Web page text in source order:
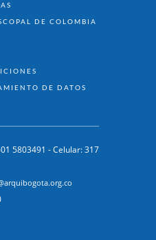
DE COLOMBIA
DE DATOS
5803491 - Celular: 317